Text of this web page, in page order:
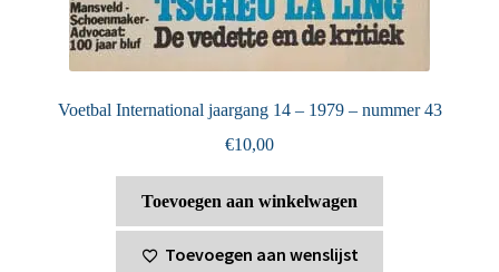
Voetbal International jaargang 14 – 1979 – nummer 43
€10,00
Toevoegen aan winkelwagen
Toevoegen aan wenslijst